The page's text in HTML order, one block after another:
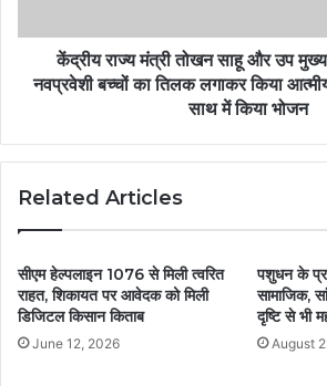
केंद्रीय राज्य मंत्री तोखन साहू और उप
नवप्रवेशी बच्चों का तिलक लगाकर किया
साथ में किया भोजन
Related Articles
सीएम हेल्पलाइन 1076 से मिली त्वरित
राहत, शिकायत पर आवेदक को मिली
डिजिटल किसान किताब
June 12, 2026
पशुधन के
सामाजिक,
दृष्टि से भी
August